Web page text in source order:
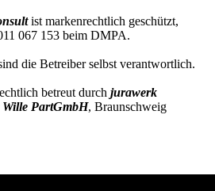
ist markenrechtlich geschützt,
067 153 beim DMPA.
die Betreiber selbst verantwortlich.
betreut durchjurawerk
Wille PartGmbH, Braunschweig